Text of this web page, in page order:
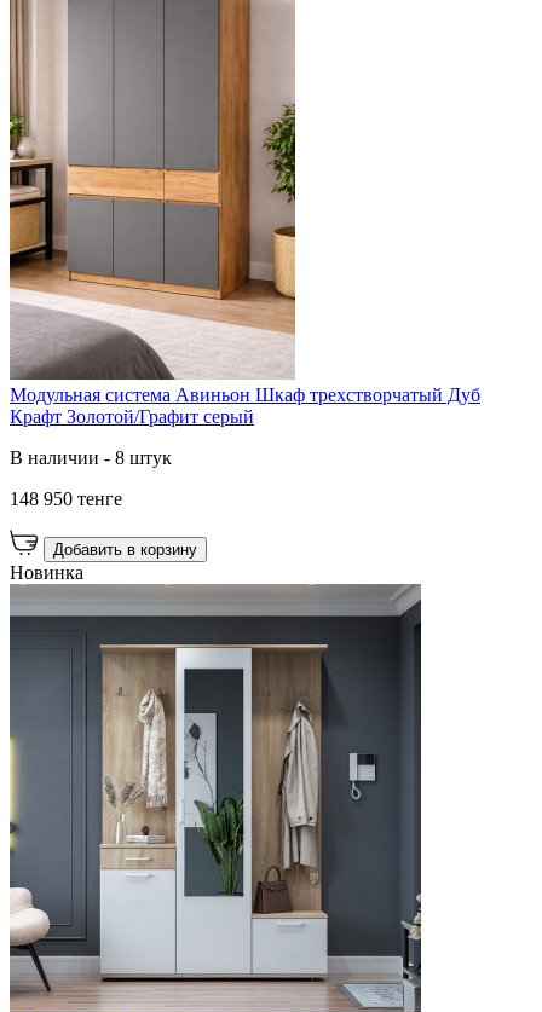
Модульная система Авиньон Шкаф трехстворчатый Дуб
Крафт Золотой/Графит серый
В наличии - 8 штук
148 950 тенге
Добавить в корзину
Новинка